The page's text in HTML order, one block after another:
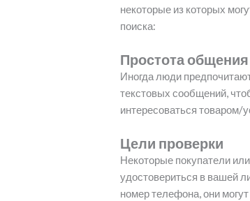
некоторые из которых
поиска:
Простота общения
Иногда люди
текстовых сообщений,
интересоваться товаром/
Цели проверки
Некоторые покупатели
удостовериться в вашей
номер телефона, они